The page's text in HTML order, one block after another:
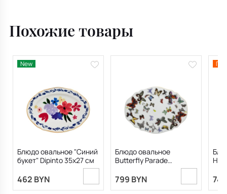
Похожие товары
New
Блюдо овальное "Синий
букет" Dipinto 35х27 см
462 BYN
Блюдо овальное
Butterfly Parade
799 BYN